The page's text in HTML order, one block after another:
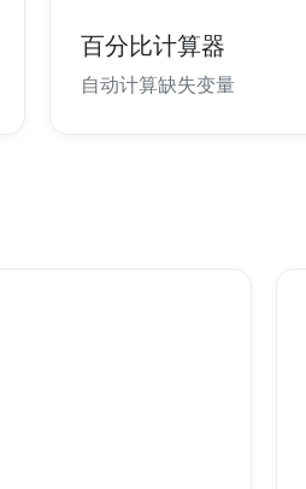
百分比计算器
自动计算缺失变量